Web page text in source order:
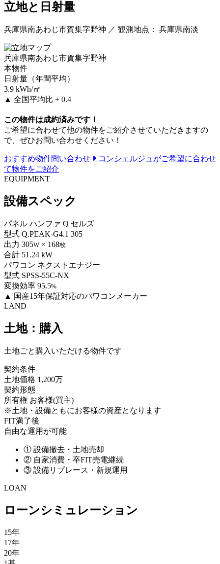
立地と日射量
兵庫県南あわじ市賀集字野神 ／ 観測地点： 兵庫県南淡
兵庫県南あわじ市賀集字野神
本物件
日射量（年間平均）
3.9 kWh/㎡
▲ 全国平均比 + 0.4
この物件は成約済みです！
ご希望に合わせて他の物件をご紹介させていただきますの
で、ぜひお問い合わせください！
おすすめ物件問い合わせ
コンシェルジュがご希望に合わせ
て物件をご紹介
EQUIPMENT
設備スペック
パネル ハンファ Q セルズ
型式 Q.PEAK-G4.1 305
出力 305W × 168枚
合計 51.24 kW
パワコン ネクストエナジー
型式 SPSS-55C-NX
変換効率 95.5%
▲ 国産15年保証対応のパワコンメーカー
LAND
土地：購入
土地ごと購入いただける物件です
契約条件
土地価格 1,200万
契約形態
所有権 お客様(買主)
※土地・設備ともにお客様の資産となります
FIT満了後
自由な運用が可能
① 設備撤去・土地売却
② 自家消費・卒FIT売電継続
③ 設備リプレース・新規運用
LOAN
ローンシミュレーション
15年
17年
20年